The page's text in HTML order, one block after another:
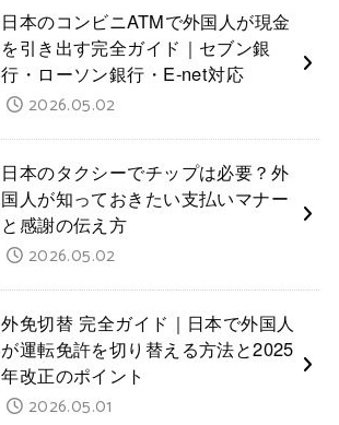
日本のコンビニATMで外国人が現金
を引き出す完全ガイド｜セブン銀
行・ローソン銀行・E-net対応
2026.05.02
日本のタクシーでチップは必要？外
国人が知っておきたい支払いマナー
と感謝の伝え方
2026.05.02
外免切替 完全ガイド｜日本で外国人
が運転免許を切り替える方法と2025
年改正のポイント
2026.05.01